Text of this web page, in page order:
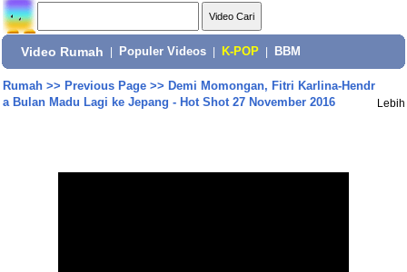
Video Rumah Populer Videos K-POP BBM
Rumah>> Previous Page>> Demi Momongan, Fitri Karlina-Hendr
a Bulan Madu Lagi ke Jepang - Hot Shot 27 November 2016
Lebih